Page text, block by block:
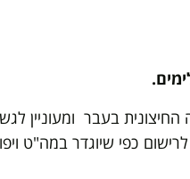
בעבר ומעוניין
כפי שיוגדר במה"ט